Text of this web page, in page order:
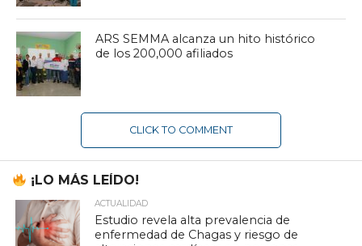
ARS SEMMA alcanza un hito histórico
de los 200,000 afiliados
CLICK TO COMMENT
¡LO MÁS LEÍDO!
ACTUALIDAD
Estudio revela alta prevalencia de
enfermedad de Chagas y riesgo de